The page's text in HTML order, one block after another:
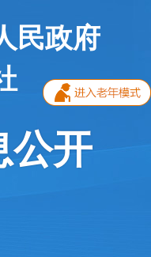
民政府
公开